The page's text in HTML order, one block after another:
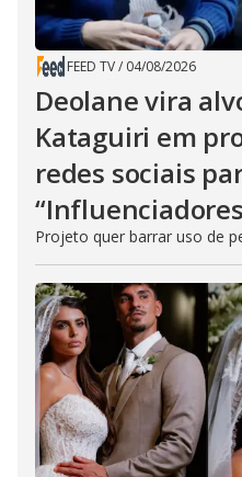
FEED TV/ 04/08/2026
Deolane vira
Kataguiri em
redes sociais
Projeto quer barrar uso de